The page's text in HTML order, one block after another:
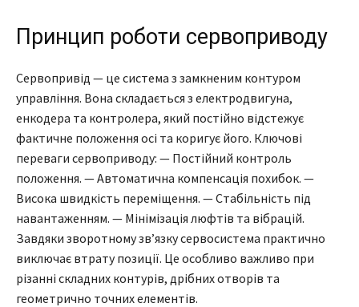
Принцип роботи сервоприводу
Сервопривід — це система з замкненим контуром
управління. Вона складається з електродвигуна,
енкодера та контролера, який постійно відстежує
фактичне положення осі та коригує його. Ключові
переваги сервоприводу: — Постійний контроль
положення. — Автоматична компенсація похибок. —
Висока швидкість переміщення. — Стабільність під
навантаженням. — Мінімізація люфтів та вібрацій.
Завдяки зворотному зв’язку сервосистема практично
виключає втрату позиції. Це особливо важливо при
різанні складних контурів, дрібних отворів та
геометрично точних елементів.